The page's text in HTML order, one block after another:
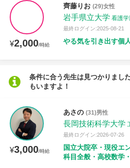
¥2,000/時給
齊藤りお (29)女性
岩手県立大学 看護
最終ログイン:2025-08-21
やる気を引き出す個
条件に合う先生は見つかりまし
もいますよ！
¥3,000/時給
あさの (31)男性
長岡技術科学大学
最終ログイン:2026-07-26
国立大院卒・現役エ
科目全般・高校数学
授業可能日
月曜日 火曜日 水曜日
土曜日
所属大学
年齢：18-101歳